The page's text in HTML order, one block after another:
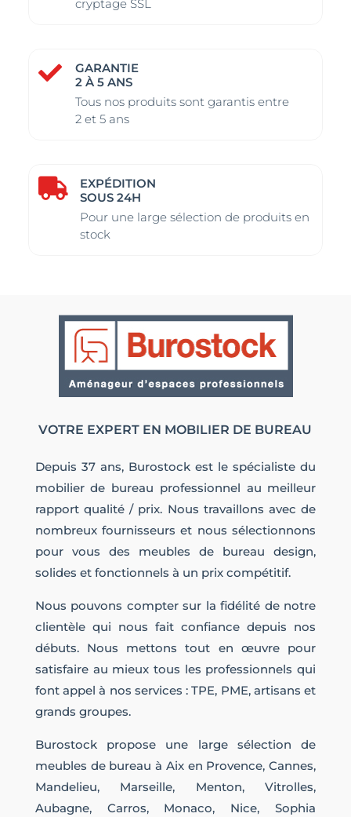
cryptage SSL

GARANTIE
2 À 5 ANS
Tous nos produits sont garantis entre
2 et 5 ans

EXPÉDITION
SOUS 24H
Pour une large sélection de produits en
stock
VOTRE EXPERT EN MOBILIER DE BUREAU
Depuis 37 ans, Burostock est le spécialiste du
mobilier de bureau professionnel au meilleur
rapport qualité / prix. Nous travaillons avec de
nombreux fournisseurs et nous sélectionnons
pour vous des meubles de bureau design,
solides et fonctionnels à un prix compétitif.
Nous pouvons compter sur la fidélité de notre
clientèle qui nous fait confiance depuis nos
débuts. Nous mettons tout en œuvre pour
satisfaire au mieux tous les professionnels qui
font appel à nos services : TPE, PME, artisans et
grands groupes.
Burostock propose une large sélection de
meubles de bureau à Aix en Provence, Cannes,
Mandelieu, Marseille, Menton, Vitrolles,
Aubagne, Carros, Monaco, Nice, Sophia